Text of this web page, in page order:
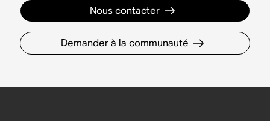
Nous contacter
Demander à la communauté